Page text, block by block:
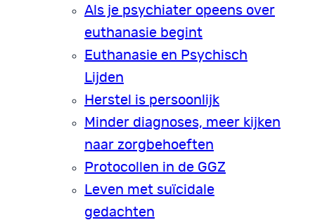
Als je psychiater opeens over
euthanasie begint
Euthanasie en Psychisch
Lijden
Herstel is persoonlijk
Minder diagnoses, meer kijken
naar zorgbehoeften
Protocollen in de GGZ
Leven met suïcidale
gedachten